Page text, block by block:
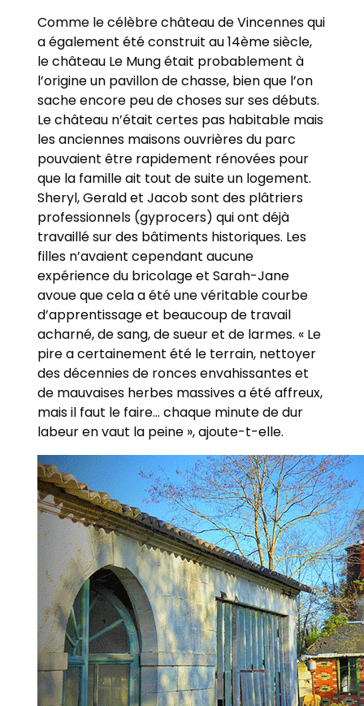
Comme le célèbre château de Vincennes qui
a également été construit au 14ème siècle,
le château Le Mung était probablement à
l’origine un pavillon de chasse, bien que l’on
sache encore peu de choses sur ses débuts.
Le château n’était certes pas habitable mais
les anciennes maisons ouvrières du parc
pouvaient être rapidement rénovées pour
que la famille ait tout de suite un logement.
Sheryl, Gerald et Jacob sont des plâtriers
professionnels (gyprocers) qui ont déjà
travaillé sur des bâtiments historiques. Les
filles n’avaient cependant aucune
expérience du bricolage et Sarah-Jane
avoue que cela a été une véritable courbe
d’apprentissage et beaucoup de travail
acharné, de sang, de sueur et de larmes. « Le
pire a certainement été le terrain, nettoyer
des décennies de ronces envahissantes et
de mauvaises herbes massives a été affreux,
mais il faut le faire… chaque minute de dur
labeur en vaut la peine », ajoute-t-elle.